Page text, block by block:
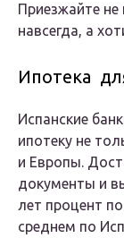
Приезжайте
навсегда, а
Ипотека
Испанские
ипотеку не
и Европы.
документы и
лет процент
среднем по